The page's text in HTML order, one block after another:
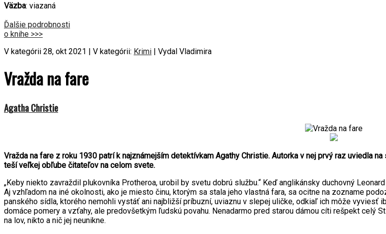
Väzba: viazaná
Ďalšie podrobnosti
o knihe >>>
V kategórii 28, okt 2021 | V kategórii: Krimi | Vydal Vladimira
Vražda na fare
Agatha Christie
Vražda na fare z roku 1930 patrí k najznámejším detektívkam Agathy Christie. Autorka v nej prvý raz uviedla
teší veľkej obľube čitateľov na celom svete.
„Keby niekto zavraždil plukovníka Protheroa, urobil by svetu dobrú službu.“ Keď anglikánsky duchovný
Aj vzhľadom na iné okolnosti, ako je miesto činu, ktorým sa stala jeho vlastná fara, sa ocitne na zozname
panského sídla, ktorého nemohli vystáť ani najbližší príbuzní, uviaznu v slepej uličke, odkiaľ ich môže vyviesť
domáce pomery a vzťahy, ale predovšetkým ľudskú povahu. Nenadarmo pred starou dámou cíti rešpekt celý
na lov, nikto a nič jej neunikne.